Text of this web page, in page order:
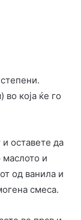
во која ќе го
оставете да
маслото и
од ванила и
смеса.